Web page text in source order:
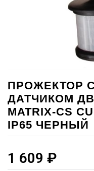
ПРОЖЕКТОР
ДАТЧИКОМ
MATRIX-CS
IP65 ЧЕРНЫЙ
1 609 ₽